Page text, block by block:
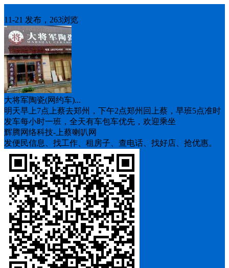
11-21 发布，263浏览
大将军陶瓷(网约车)...
明天早上7点上蔡去郑州，下午2点郑州回上蔡，早班5点准时
发车每小时一班，全天有车包车优先，欢迎乘坐
辉腾网络科技-上蔡喇叭网
发便民信息、找工作、租房子、查电话、找好店、抢优惠。